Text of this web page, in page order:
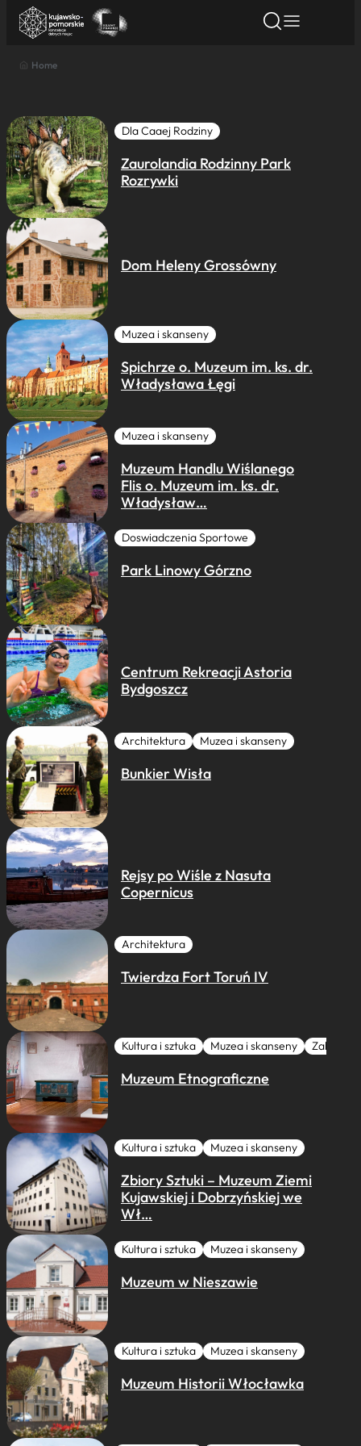
Nazwa atrakcji
Miasto
Kategoria
Home
Dla Caaej Rodziny
Zaurolandia Rodzinny Park
Rozrywki
Dom Heleny Grossówny
Muzea i skanseny
Spichrze o. Muzeum im. ks. dr.
Władysława Łęgi
Muzea i skanseny
Muzeum Handlu Wiślanego
Flis o. Muzeum im. ks. dr.
Władysław…
Doswiadczenia Sportowe
Park Linowy Górzno
Centrum Rekreacji Astoria
Bydgoszcz
Architektura Muzea i skanseny
Bunkier Wisła
Rejsy po Wiśle z Nasuta
Copernicus
Architektura
Twierdza Fort Toruń IV
Kultura i sztuka Muzea i skanseny Zabytki I
Muzeum Etnograficzne
Kultura i sztuka Muzea i skanseny
Zbiory Sztuki – Muzeum Ziemi
Kujawskiej i Dobrzyńskiej we
Wł…
Kultura i sztuka Muzea i skanseny
Muzeum w Nieszawie
Kultura i sztuka Muzea i skanseny
Muzeum Historii Włocławka